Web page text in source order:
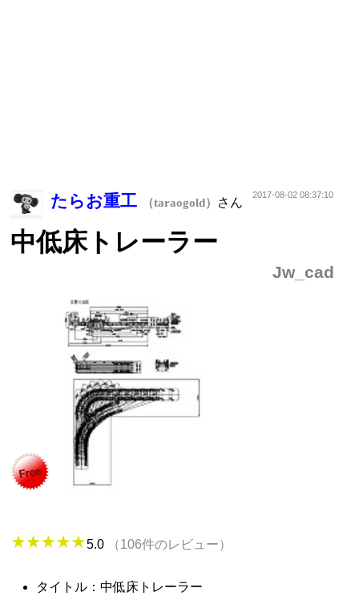
たらお重工 （taraogold） さん
2017-08-02 08:37:10
中低床トレーラー
Jw_cad
5.0 （106件のレビュー）
タイトル：中低床トレーラー